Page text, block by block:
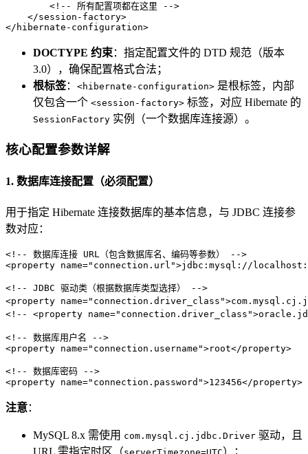
<!-- 所有配置项都在这里 -->
</session-factory>
</ hibernate-configuration>
DOCTYPE 约束：指定配置文件的 DTD 规范（版本
3.0），确保配置格式合法；
根标签： <hibernate-configuration> 是根标签，内部
仅包含一个 <session-factory> 标签，对应 Hibernate 的
SessionFactory 实例（一个数据库连接源）。
核心配置参数详解
1. 数据库连接配置（必须配置）
用于指定 Hibernate 连接数据库的基本信息，与 JDBC 连接参
数对应：
<!-- 数据库连接 URL（包含数据库名、编码等参数） -->
<property name="connection.url">jdbc:mysql://
<!-- JDBC 驱动类（根据数据库类型选择） -->
<property name="connection.driver_class">
<!-- <property
<!-- 数据库用户名 -->
<property name="connection.username">root</property>
<!-- 数据库密码 -->
<property name="connection.password">123456</property>
注意：
MySQL 8.x 需使用 com.mysql.cj.jdbc.Driver 驱动，且